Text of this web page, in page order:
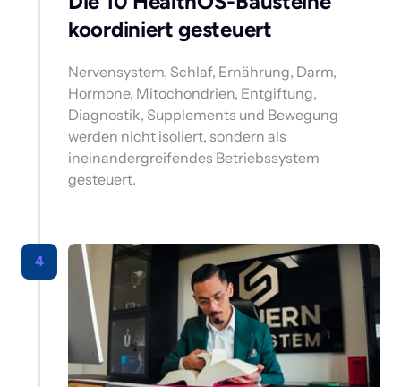
koordiniert gesteuert
Nervensystem, Schlaf, Ernährung, Darm,
Hormone, Mitochondrien, Entgiftung,
Diagnostik, Supplements und Bewegung
werden nicht isoliert, sondern als
ineinandergreifendes Betriebssystem
gesteuert.
4